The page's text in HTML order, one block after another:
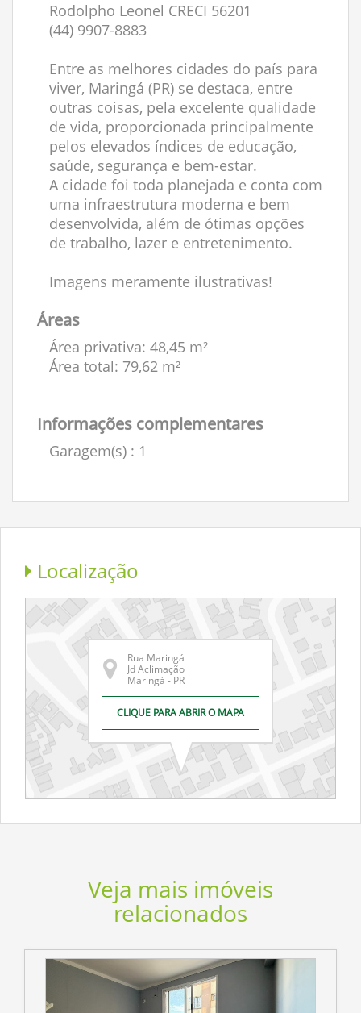
Rodolpho Leonel CRECI 56201
(44) 9907-8883
Entre as melhores cidades do país para
viver, Maringá (PR) se destaca, entre
outras coisas, pela excelente qualidade
de vida, proporcionada principalmente
pelos elevados índices de educação,
saúde, segurança e bem-estar.
A cidade foi toda planejada e conta com
uma infraestrutura moderna e bem
desenvolvida, além de ótimas opções
de trabalho, lazer e entretenimento.
Imagens meramente ilustrativas!
Áreas
Área privativa: 48,45 m²
Área total: 79,62 m²
Informações complementares
Garagem(s) : 1
Localização
Rua Maringá
Jd Aclimação
Maringá - PR
CLIQUE PARA ABRIR O MAPA
Veja mais imóveis
relacionados